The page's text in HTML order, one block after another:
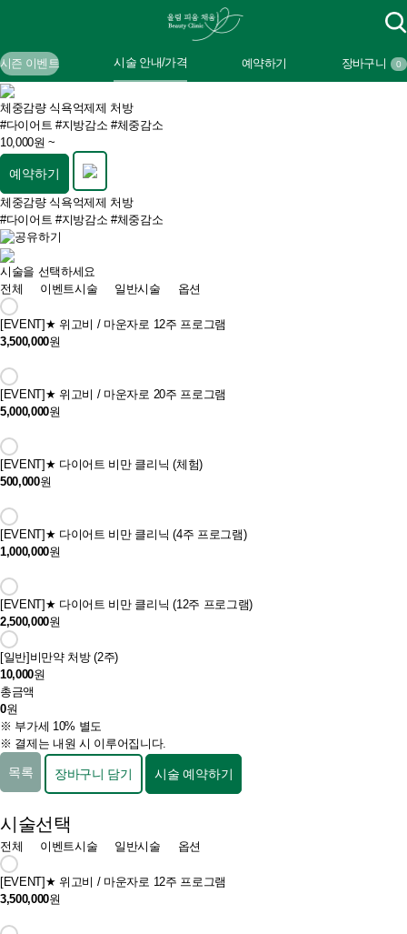
시즌 이벤트 시술 안내/가격 예약하기 장바구니 0
체중감량 식욕억제제 처방
#다이어트#지방감소#체중감소
10,000원 ~
예약하기
체중감량 식욕억제제 처방
#다이어트#지방감소#체중감소
시술을 선택하세요
전체
이벤트시술 일반시술 옵션
[EVENT] ★ 위고비 / 마운자로 12주 프로그램
3,500,000원
[EVENT] ★ 위고비 / 마운자로 20주 프로그램
5,000,000원
[EVENT] ★ 다이어트 비만 클리닉 (체험)
500,000원
[EVENT] ★ 다이어트 비만 클리닉 (4주 프로그램)
1,000,000원
[EVENT] ★ 다이어트 비만 클리닉 (12주 프로그램)
2,500,000원
[일반] 비만약 처방 (2주)
10,000원
총금액
0원
※ 부가세 10% 별도
※ 결제는 내원 시 이루어집니다.
목록 장바구니 담기 시술 예약하기
시술선택
전체 이벤트시술 일반시술 옵션
[EVENT] ★ 위고비 / 마운자로 12주 프로그램
3,500,000원